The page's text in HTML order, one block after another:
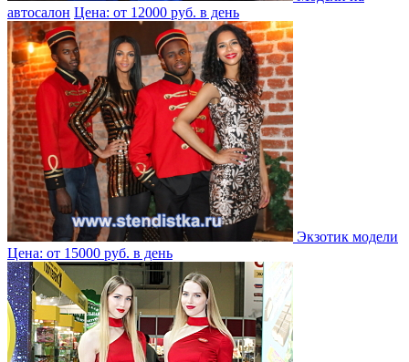
автосалон Цена: от 12000 руб. в день
Экзотик модели
Цена: от 15000 руб. в день